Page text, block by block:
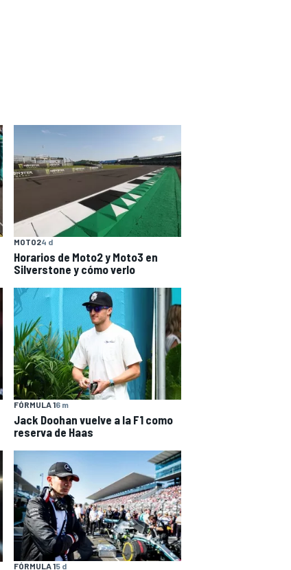
MOTO24 d
Horarios de Moto2 y Moto3 en
Silverstone y cómo verlo
FÓRMULA 16 m
Jack Doohan vuelve a la F1 como
reserva de Haas
FÓRMULA 15 d